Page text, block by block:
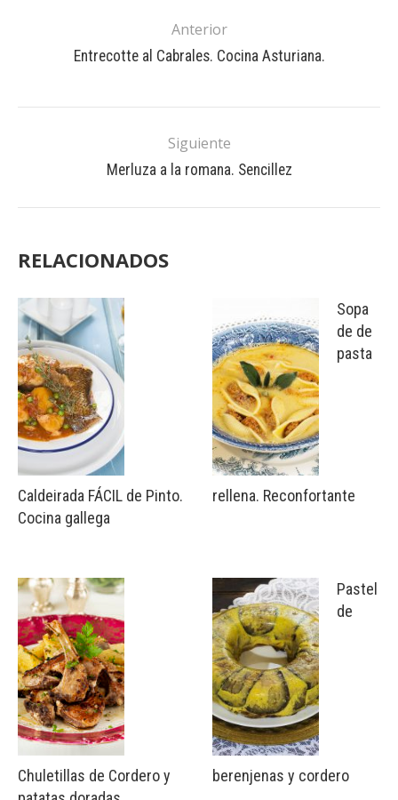
Anterior
Entrecotte al Cabrales. Cocina Asturiana.
Siguiente
Merluza a la romana. Sencillez
RELACIONADOS
Caldeirada FÁCIL de Pinto.
Cocina gallega
Chuletillas de Cordero y
Sopa
de de
pasta
rellena. Reconfortante
Pastel
de
berenjenas y cordero